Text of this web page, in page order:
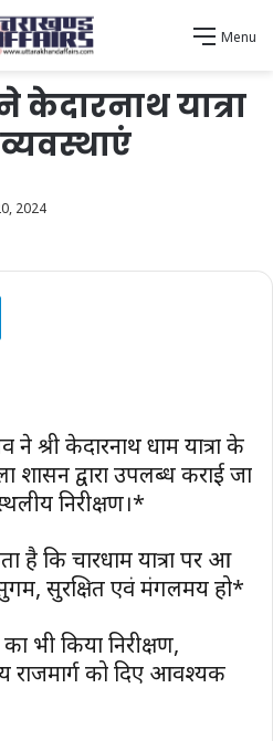
Menu
केदारनाथ यात्रा
2024
Telegram
ने श्री केदारनाथ धाम यात्रा के
द्वारा उपलब्ध कराई जा
निरीक्षण।*
है कि चारधाम यात्रा पर आ
सुगम, सुरक्षित एवं मंगलमय हो*
भी किया निरीक्षण,
राजमार्ग को दिए आवश्यक